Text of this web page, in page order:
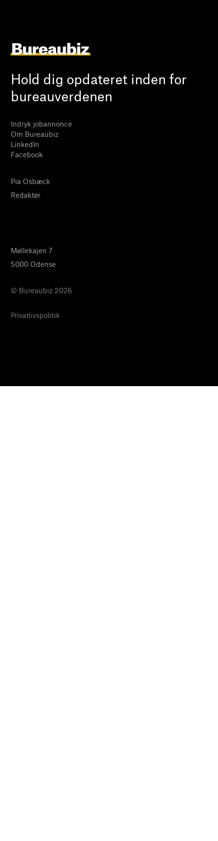
Hold dig opdateret inden for
bureauverdenen
Indryk jobannonce
Om Bureaubiz
LinkedIn
Facebook
Pia Osbæck
Redaktør
Møllekajen 7
5000 Odense
© Bureaubiz 2026
Privatlivspolitik